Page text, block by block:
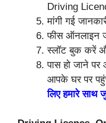
Driving
मांगी गई
फीस ऑनलाइन
स्लॉट बुक करें
पास हो जाने
आपके घर पर
लिए हमारे साथ